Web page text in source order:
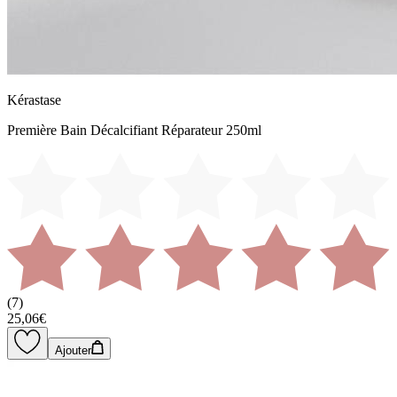
Kérastase
Première Bain Décalcifiant Réparateur 250ml
(7)
25,06€
Ajouter